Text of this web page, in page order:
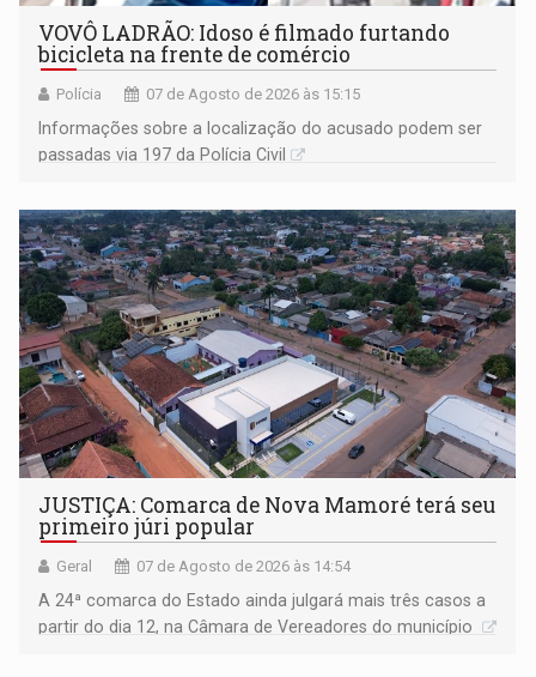
VOVÔ LADRÃO: Idoso é filmado furtando
bicicleta na frente de comércio
Polícia 07 de Agosto de 2026 às 15:15
Informações sobre a localização do acusado podem ser
passadas via 197 da Polícia Civil
JUSTIÇA: Comarca de Nova Mamoré terá seu
primeiro júri popular
Geral 07 de Agosto de 2026 às 14:54
A 24ª comarca do Estado ainda julgará mais três casos a
partir do dia 12, na Câmara de Vereadores do município